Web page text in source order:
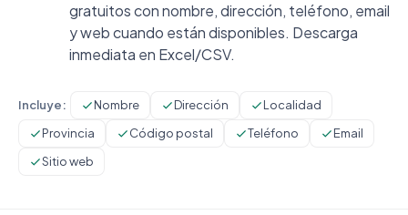
gratuitos con nombre, dirección, teléfono, email
y web cuando están disponibles. Descarga
inmediata en Excel/CSV.
Incluye: Nombre Dirección
Localidad
Provincia
Código postal Teléfono
Email
Sitio web